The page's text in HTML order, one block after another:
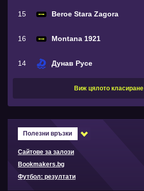
15 Beroe Stara Zagora
16 Montana 1921
14 Дунав Русе
Виж цялото класиране
Полезни връзки
Сайтове за залози
Bookmakers.bg
Футбол: резултати